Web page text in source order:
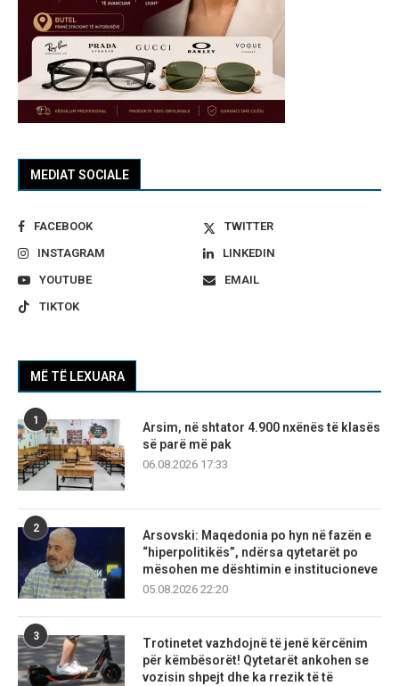
MEDIAT SOCIALE
FACEBOOK
TWITTER
INSTAGRAM
LINKEDIN
YOUTUBE
EMAIL
TIKTOK
MË TË LEXUARA
1
Arsim, në shtator 4.900 nxënës të klasës
së parë më pak
06.08.2026 17:33
2
Arsovski: Maqedonia po hyn në fazën e
“hiperpolitikës”, ndërsa qytetarët po
mësohen me dështimin e institucioneve
05.08.2026 22:20
3
Trotinetet vazhdojnë të jenë kërcënim
për këmbësorët! Qytetarët ankohen se
vozisin shpejt dhe ka rrezik të të